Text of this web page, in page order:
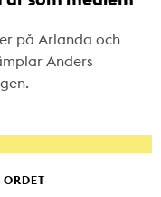
på Arlanda och
Anders